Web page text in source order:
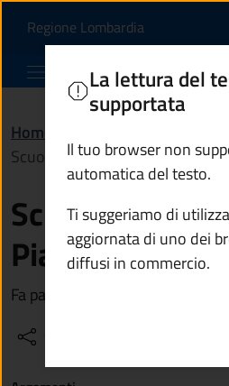
Scuola
Regione Lombardia(apre in
Comune di
Home
Scuola dell'infanzia di
Scuola
Piamborno
Fa parte dell'Istituto
La lettura del
supportata
Il tuo browser non
automatica del testo.
Ti suggeriamo di
aggiornata di uno dei
diffusi in commercio.